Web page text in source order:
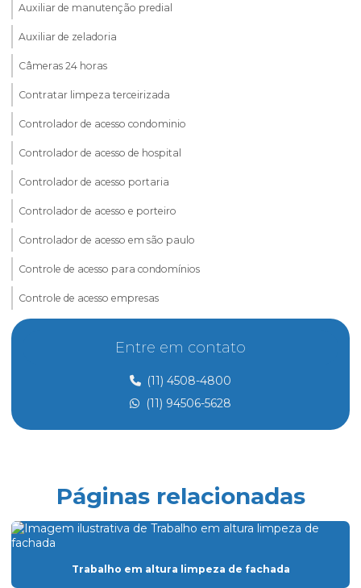
Auxiliar de manutenção predial
Auxiliar de zeladoria
Câmeras 24 horas
Contratar limpeza terceirizada
Controlador de acesso condominio
Controlador de acesso de hospital
Controlador de acesso portaria
Controlador de acesso e porteiro
Controlador de acesso em são paulo
Controle de acesso para condomínios
Controle de acesso empresas
Controle de acesso e portaria
Controle de acesso preço
Controle de acesso de prestadores de serviço
Eletricista de manutenção predial
Empresa de dedetização
Entre em contato
(11) 4508-4800
(11) 94506-5628
Páginas relacionadas
Trabalho em altura limpeza de fachada